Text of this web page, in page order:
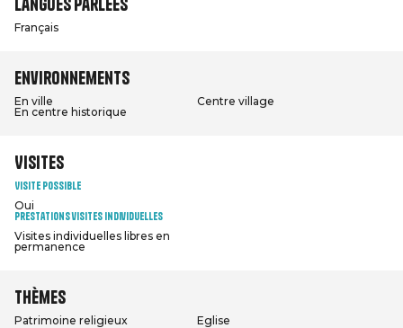
Français
Environnements
En ville
Centre village
En centre historique
Visites
Visite possible
Oui
Prestations visites individuelles
Visites individuelles libres en
permanence
Thèmes
Patrimoine religieux Eglise